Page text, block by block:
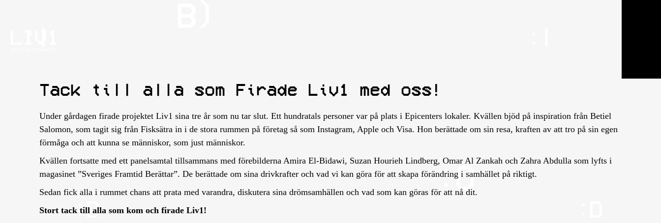
Tack till alla som Firade Liv1 med oss!
Under gårdagen firade projektet Liv1 sina tre år som nu tar slut. Ett hundratals personer var på plats i Epicenters lokaler. Kvällen bjöd på inspiration från Betiel
Salomon, som tagit sig från Fisksätra in i de stora rummen på företag så som Instagram, Apple och Visa. Hon berättade om sin resa, kraften av att tro på sin egen
förmåga och att kunna se människor, som just människor.
Kvällen fortsatte med ett panelsamtal tillsammans med förebilderna Amira El-Bidawi, Suzan Hourieh Lindberg, Omar Al Zankah och Zahra Abdulla som lyfts i
magasinet ”Sveriges Framtid Berättar”. De berättade om sina drivkrafter och vad vi kan göra för att skapa förändring i samhället på riktigt.
Sedan fick alla i rummet chans att prata med varandra, diskutera sina drömsamhällen och vad som kan göras för att nå dit.
Stort tack till alla som kom och firade Liv1!